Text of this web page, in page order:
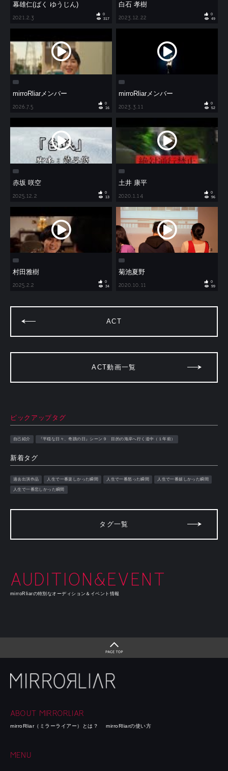
幕雄仁(ばく ゆうじん)
2021.2.3
0
317
白石 孝樹
2023.12.22
0
49
mirroRliarメンバー
2026.7.5
0
16
mirroRliarメンバー
2023.3.11
0
52
赤坂 咲空
2025.12.2
0
13
土井 康平
2020.1.14
0
96
村田雅樹
2025.2.2
0
34
菊池夏野
2020.10.11
0
99
ACT
ACT動画一覧
ピックアップタグ
自己紹介 『平穏な日々、奇蹟の日』シーン９ 目的の海岸へ行く道中（１年前）
新着タグ
過去出演作品 人生で一番楽しかった瞬間 人生で一番怒った瞬間 人生で一番嬉しかった瞬間
人生で一番悲しかった瞬間
タグ一覧
AUDITION&EVENT
mirroRliarの特別なオーディション＆イベント情報
ABOUT MIRRORLIAR
mirroRliar（ミラーライアー）とは？ mirroRliarの使い方
MENU